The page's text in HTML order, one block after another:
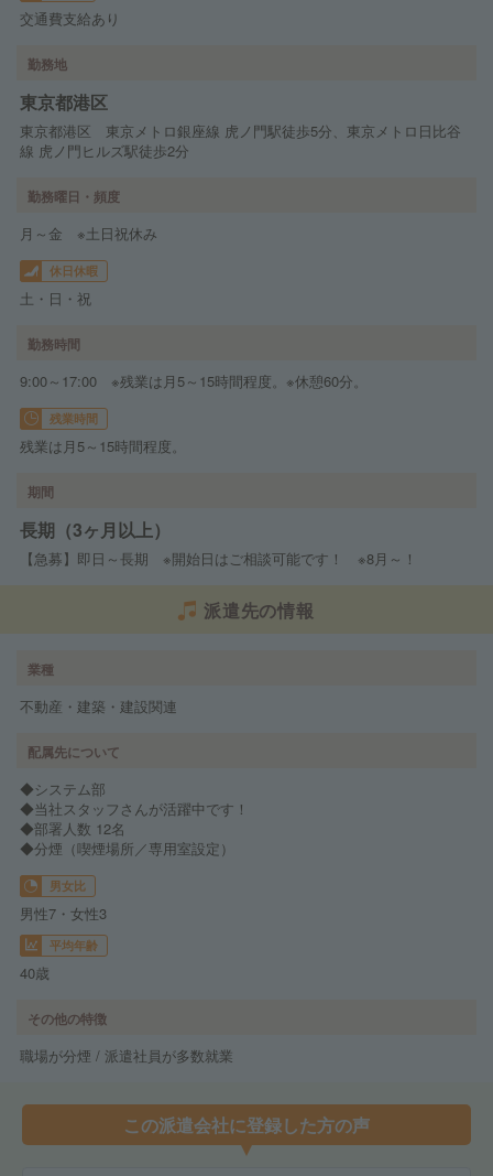
交通費支給あり
勤務地
東京都港区
東京都港区 東京メトロ銀座線 虎ノ門駅徒歩5分、東京メトロ日比谷
線 虎ノ門ヒルズ駅徒歩2分
勤務曜日・頻度
月～金 ※土日祝休み
休日休暇
土・日・祝
勤務時間
9:00～17:00 ※残業は月5～15時間程度。※休憩60分。
残業時間
残業は月5～15時間程度。
期間
長期（3ヶ月以上）
【急募】即日～長期 ※開始日はご相談可能です！ ※8月～！
派遣先の情報
業種
不動産・建築・建設関連
配属先について
◆システム部
◆当社スタッフさんが活躍中です！
◆部署人数 12名
◆分煙（喫煙場所／専用室設定）
男女比
男性7・女性3
平均年齢
40歳
その他の特徴
職場が分煙 / 派遣社員が多数就業
この派遣会社に登録した方の声